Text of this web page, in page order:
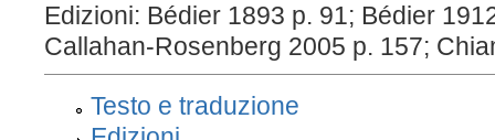
Edizioni: Bédier 1893 p. 91; Bédier
Callahan-Rosenberg 2005 p. 157;
Testo e traduzione